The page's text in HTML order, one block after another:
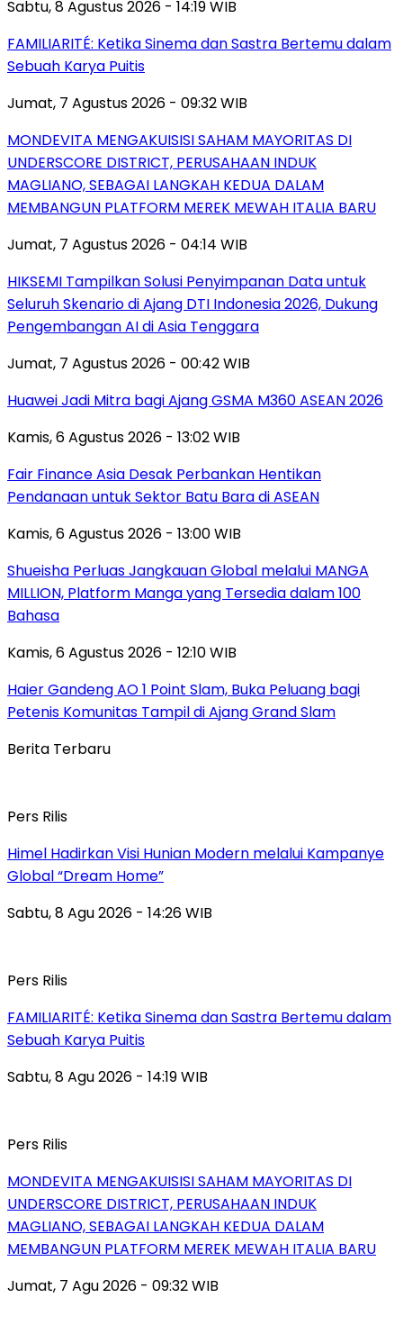
Sabtu, 8 Agustus 2026 - 14:19 WIB
FAMILIARITÉ: Ketika Sinema dan Sastra Bertemu dalam
Sebuah Karya Puitis
Jumat, 7 Agustus 2026 - 09:32 WIB
MONDEVITA MENGAKUISISI SAHAM MAYORITAS DI
UNDERSCORE DISTRICT, PERUSAHAAN INDUK
MAGLIANO, SEBAGAI LANGKAH KEDUA DALAM
MEMBANGUN PLATFORM MEREK MEWAH ITALIA BARU
Jumat, 7 Agustus 2026 - 04:14 WIB
HIKSEMI Tampilkan Solusi Penyimpanan Data untuk
Seluruh Skenario di Ajang DTI Indonesia 2026, Dukung
Pengembangan AI di Asia Tenggara
Jumat, 7 Agustus 2026 - 00:42 WIB
Huawei Jadi Mitra bagi Ajang GSMA M360 ASEAN 2026
Kamis, 6 Agustus 2026 - 13:02 WIB
Fair Finance Asia Desak Perbankan Hentikan
Pendanaan untuk Sektor Batu Bara di ASEAN
Kamis, 6 Agustus 2026 - 13:00 WIB
Shueisha Perluas Jangkauan Global melalui MANGA
MILLION, Platform Manga yang Tersedia dalam 100
Bahasa
Kamis, 6 Agustus 2026 - 12:10 WIB
Haier Gandeng AO 1 Point Slam, Buka Peluang bagi
Petenis Komunitas Tampil di Ajang Grand Slam
Berita Terbaru
Pers Rilis
Himel Hadirkan Visi Hunian Modern melalui Kampanye
Global “Dream Home”
Sabtu, 8 Agu 2026 - 14:26 WIB
Pers Rilis
FAMILIARITÉ: Ketika Sinema dan Sastra Bertemu dalam
Sebuah Karya Puitis
Sabtu, 8 Agu 2026 - 14:19 WIB
Pers Rilis
MONDEVITA MENGAKUISISI SAHAM MAYORITAS DI
UNDERSCORE DISTRICT, PERUSAHAAN INDUK
MAGLIANO, SEBAGAI LANGKAH KEDUA DALAM
MEMBANGUN PLATFORM MEREK MEWAH ITALIA BARU
Jumat, 7 Agu 2026 - 09:32 WIB